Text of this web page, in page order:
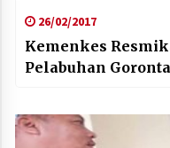
26/02/2017
Kemenkes
Pelabuhan